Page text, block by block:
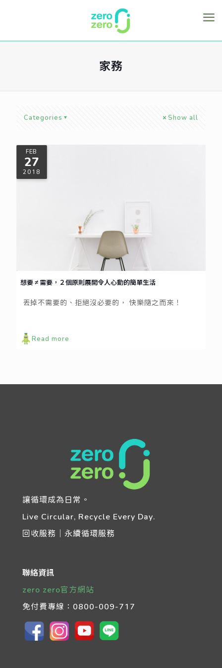
家務
Categories Show all
FEB
27
2018
想要 ≠ 需要，２個原則展開令人心動的簡單生活
丟掉不需要的、拒絕沒必要的， 快樂隨之而來！
Read more
讓循環成為日常。
Live Circular, Recycle Every Day.
回收服務｜永續循環服務
聯絡資訊
zero zero官方網站
免付費專線： 0800-009-717